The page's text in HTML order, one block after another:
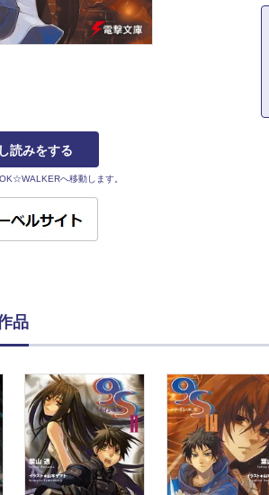
読みをする
へ移動します。
品